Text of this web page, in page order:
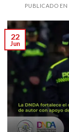
PUBLICADO EN
22
Jun